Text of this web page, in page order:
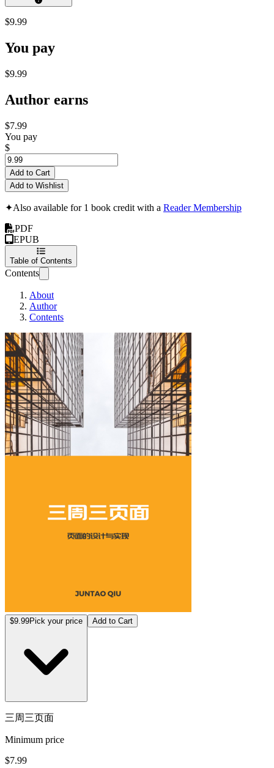
$9.99
You pay
$9.99
Author earns
$7.99
You pay
$
Add to Cart
Add to Wishlist
✦Also available for 1 book credit with a Reader Membership
PDF
EPUB
Table of Contents
Contents
About
Author
Contents
$9.99Pick your price Add to Cart
三周三页面
Minimum price
$7.99